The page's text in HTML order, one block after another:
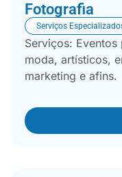
Fotografia
Serviços
Serviços:
moda, artísticos,
marketing e afins.